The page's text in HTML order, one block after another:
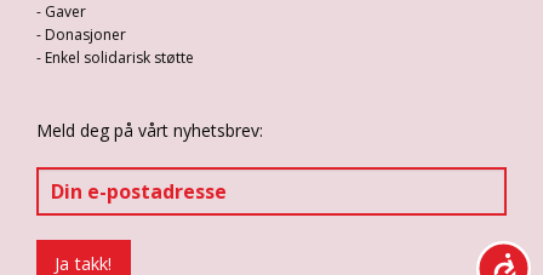
- Gaver
- Donasjoner
- Enkel solidarisk støtte
Meld deg på vårt nyhetsbrev: